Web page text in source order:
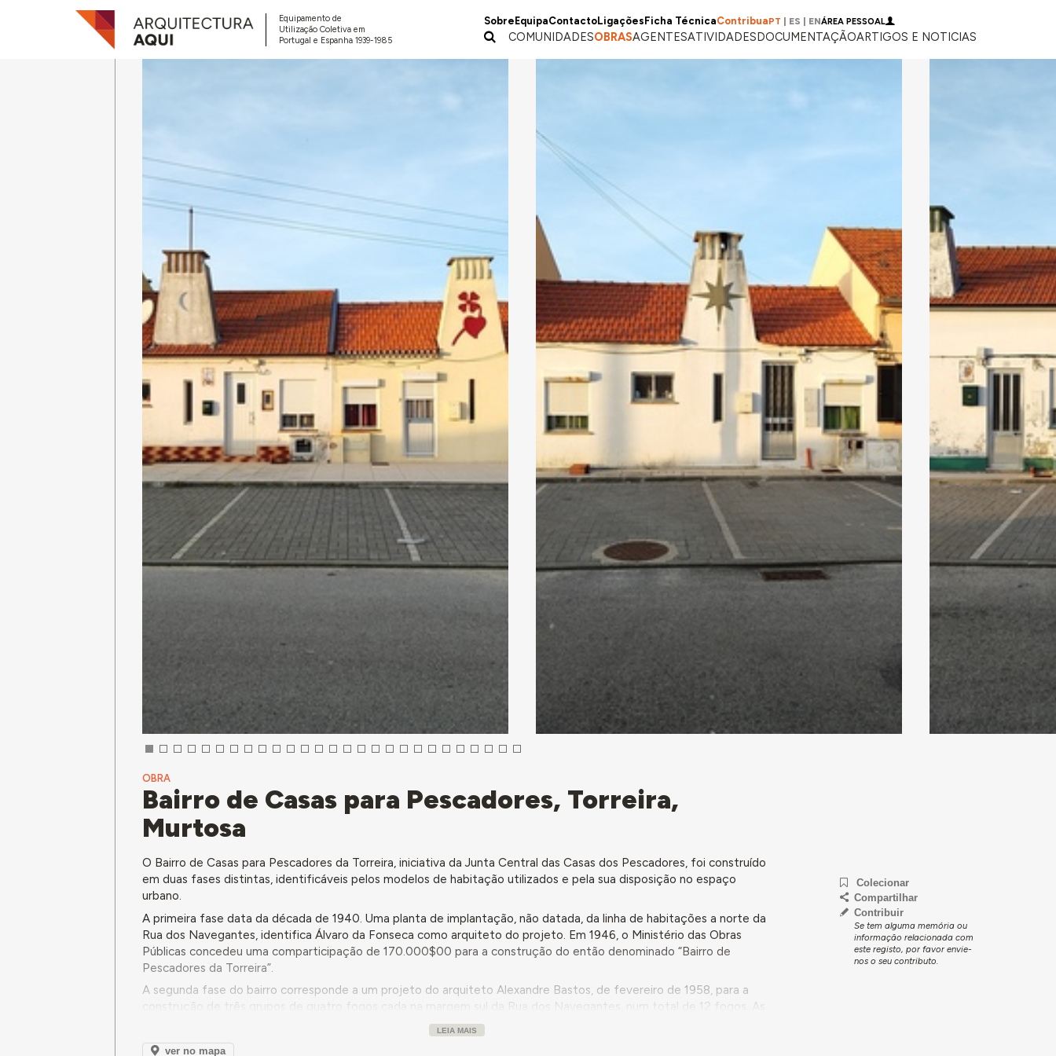
Equipamento de
Utilização Coletiva em
Portugal e Espanha 1939-1985
Sobre EquipaContactoLigações Ficha TécnicaContribuaPT ES ENÁREA PESSOAL
COMUNIDADESOBRASAGENTESATIVIDADESDOCUMENTAÇÃOARTIGOS E NOTICIAS
OBRA
Bairro de Casas para Pescadores, Torreira,
Murtosa
O Bairro de Casas para Pescadores da Torreira, iniciativa da Junta Central das Casas dos Pescadores, foi construído
em duas fases distintas, identificáveis pelos modelos de habitação utilizados e pela sua disposição no espaço
urbano.
A primeira fase data da década de 1940. Uma planta de implantação, não datada, da linha de habitações a norte da
Rua dos Navegantes, identifica Álvaro da Fonseca como arquiteto do projeto. Em 1946, o Ministério das Obras
Públicas concedeu uma comparticipação de 170.000$00 para a construção do então denominado “Bairro de
Pescadores da Torreira”.
A segunda fase do bairro corresponde a um projeto do arquiteto Alexandre Bastos, de fevereiro de 1958, para a
construção de três grupos de quatro fogos cada na margem sul da Rua dos Navegantes, num total de 12 fogos. As
habitações, com três quartos, tinham como base um modelo de construção económica adotado pela Junta Central
das Casas dos Pescadores em vários dos seus bairros.
LEIA MAIS
ver no mapa
Colecionar
Compartilhar
Contribuir
Se tem alguma memória ou
informação relacionada com
este registo, por favor envie-
nos o seu contributo.